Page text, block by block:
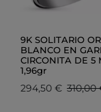
9K SOLITARIO
BLANCO EN
CIRCONITA DE 5
1,96gr
294,50 € 310,00